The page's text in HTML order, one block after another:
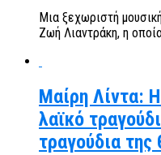
Μια ξεχωριστή
Ζωή Λιαντράκη, η
Μαίρη Λίντα:
λαϊκό
τραγούδια της